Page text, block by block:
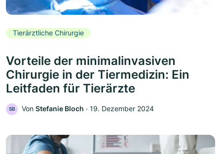
Tierärztliche Chirurgie
Vorteile der minimalinvasiven
Chirurgie in der Tiermedizin: Ein
Leitfaden für Tierärzte
SB Von Stefanie Bloch ‧ 19. Dezember 2024